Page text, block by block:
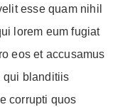
esse quam nihil
lorem eum fugiat
eos et accusamus
qui blanditiis
corrupti quos